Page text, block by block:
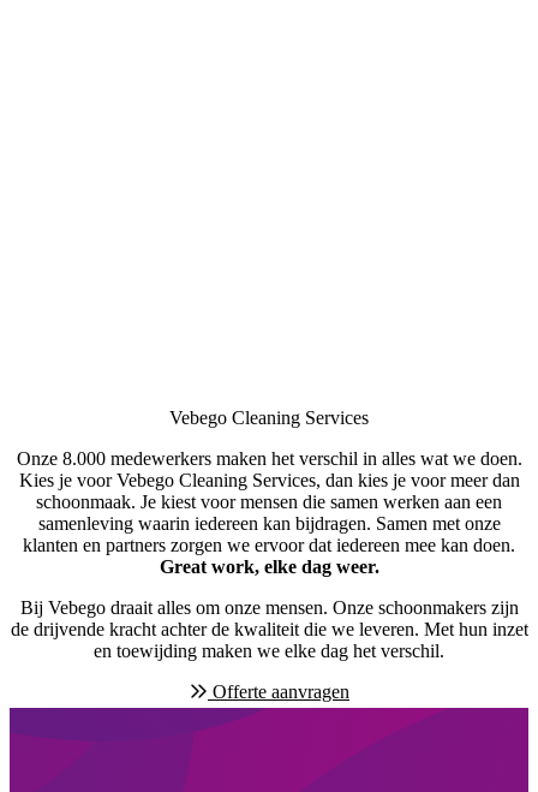
Vebego Cleaning Services
Onze 8.000 medewerkers maken het verschil in alles wat we doen.
Kies je voor Vebego Cleaning Services, dan kies je voor meer dan
schoonmaak. Je kiest voor mensen die samen werken aan een
samenleving waarin iedereen kan bijdragen. Samen met onze
klanten en partners zorgen we ervoor dat iedereen mee kan doen.
Great work, elke dag weer.
Bij Vebego draait alles om onze mensen. Onze schoonmakers zijn
de drijvende kracht achter de kwaliteit die we leveren. Met hun inzet
en toewijding maken we elke dag het verschil.
Offerte aanvragen